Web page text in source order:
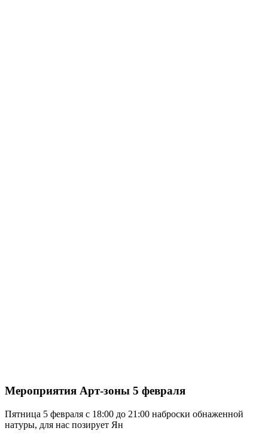
Мероприятия Арт-зоны 5 февраля
Пятница 5 февраля с 18:00 до 21:00 наброски обнаженной
натуры, для нас позирует Ян